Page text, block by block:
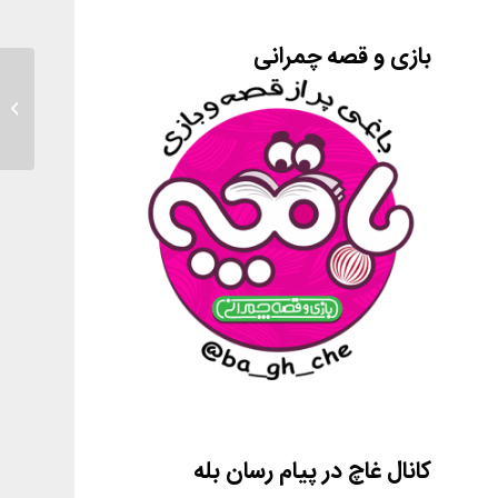
بازی و قصه چمرانی
کانال غاچ در پیام رسان بله